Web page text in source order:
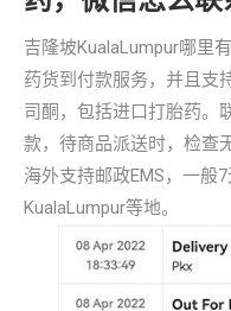
吉隆坡KualaLumpur哪里
药货到付款服务，并且支
司酮，包括进口打胎药。
款，待商品派送时，检查
海外支持邮政EMS，一般
KualaLumpur等地。